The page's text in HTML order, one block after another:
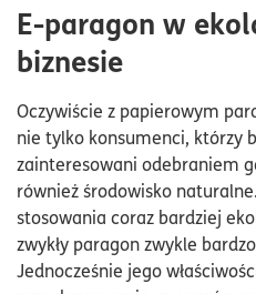
E-paragon w
biznesie
Oczywiście z papierowym
nie tylko konsumenci, którzy
zainteresowani odebraniem
również środowisko
stosowania coraz bardziej
zwykły paragon zwykle
Jednocześnie jego